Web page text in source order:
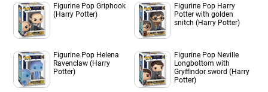
Figurine Pop Griphook
(Harry Potter)
Figurine Pop Harry
Potter with golden
snitch (Harry Potter)
Figurine Pop Helena
Ravenclaw (Harry
Potter)
Figurine Pop Neville
Longbottom with
Gryffindor sword (Harry
Potter)